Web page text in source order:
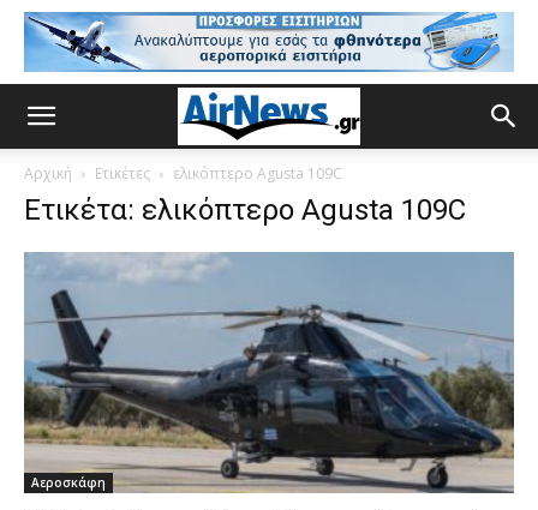
Αρχική Ετικέτες ελικόπτερο Agusta 109C
Ετικέτα: ελικόπτερο Agusta 109C
Αεροσκάφη